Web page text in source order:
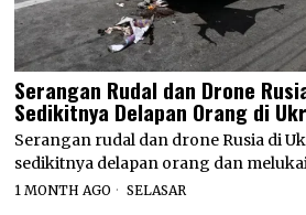
Serangan Rudal dan Drone
Sedikitnya Delapan Orang di
Serangan rudal dan drone Rusia di
sedikitnya delapan orang dan
1 MONTH AGO SELASAR